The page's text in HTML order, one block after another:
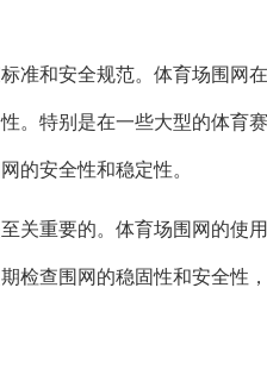
准和安全规范。体育场围网
。特别是在一些大型的体育
的安全性和稳定性。
关重要的。体育场围网的使
检查围网的稳固性和安全性